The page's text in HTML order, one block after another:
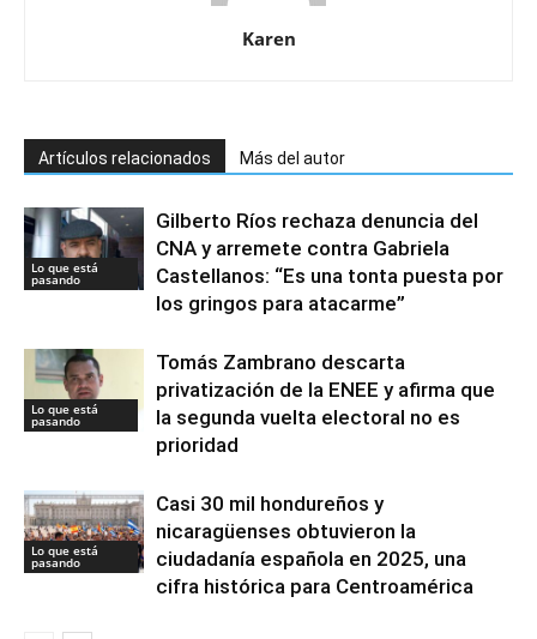
Karen
Artículos relacionados Más del autor
Lo que está
pasando
Gilberto Ríos rechaza denuncia del
CNA y arremete contra Gabriela
Castellanos: “Es una tonta puesta por
los gringos para atacarme”
Lo que está
pasando
Tomás Zambrano descarta
privatización de la ENEE y afirma que
la segunda vuelta electoral no es
prioridad
Lo que está
pasando
Casi 30 mil hondureños y
nicaragüenses obtuvieron la
ciudadanía española en 2025, una
cifra histórica para Centroamérica